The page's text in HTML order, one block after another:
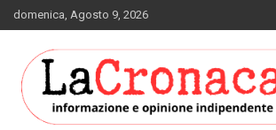
Skip
to
domenica, Agosto 9, 2026